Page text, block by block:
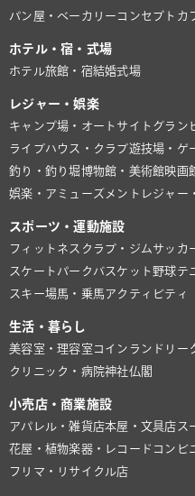
パン屋・ベーカリー コンセプトカ
ホテル・宿・式場
ホテル旅館・宿結婚式場
レジャー・娯楽
キャンプ場・オートサイト グラン
ライブハウス・クラブ遊技場・ゲ
釣り・釣り堀博物館・美術館映画
娯楽・アミューズメント レジャー
スポーツ・運動施設
フィットネスクラブ・ジム サッカ
スケートパーク バスケット 野球テ
スキー場馬・乗馬アクティビティ
生活・暮らし
美容室・理容室 コインランドリー
クリニック・病院神社仏閣
小売店・商業施設
アパレル・雑貨店本屋・文具店 ス
花屋・植物楽器・レコード コンビ
フリマ・リサイクル店